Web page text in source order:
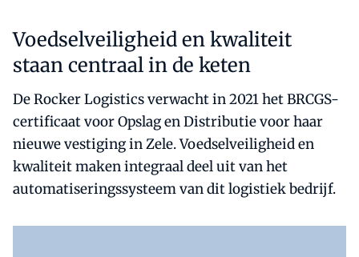
Voedselveiligheid en kwaliteit
staan centraal in de keten
De Rocker Logistics verwacht in 2021 het BRCGS-
certificaat voor Opslag en Distributie voor haar
nieuwe vestiging in Zele. Voedselveiligheid en
kwaliteit maken integraal deel uit van het
automatiseringssysteem van dit logistiek bedrijf.